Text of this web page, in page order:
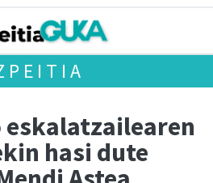
eskalatzailearen
hasi dute